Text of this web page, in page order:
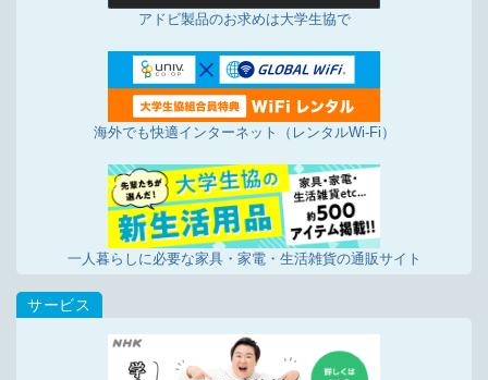
アドビ製品のお求めは大学生協で
海外でも快適インターネット（レンタルWi-Fi）
一人暮らしに必要な家具・家電・生活雑貨の通販サイト